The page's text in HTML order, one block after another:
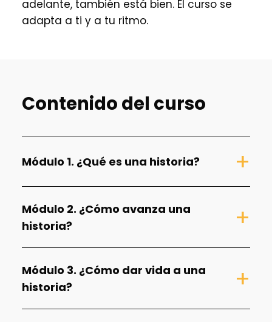
adelante, también está bien. El curso se
adapta a ti y a tu ritmo.
Contenido del curso
Módulo 1. ¿Qué es una historia?
Módulo 2. ¿Cómo avanza una
historia?
Módulo 3. ¿Cómo dar vida a una
historia?